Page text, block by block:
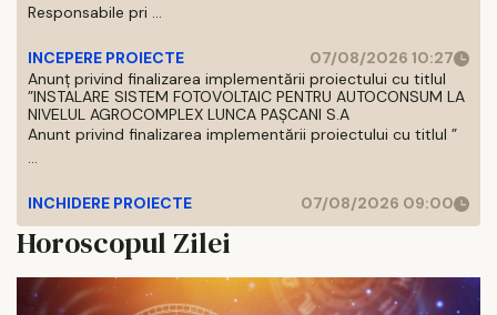
Responsabile pri ...
INCEPERE PROIECTE
07/08/2026 10:27
Anunț privind finalizarea implementării proiectului cu titlul
”INSTALARE SISTEM FOTOVOLTAIC PENTRU AUTOCONSUM LA
NIVELUL AGROCOMPLEX LUNCA PAȘCANI S.A
Anunt privind finalizarea implementării proiectului cu titlul ”
...
INCHIDERE PROIECTE 07/08/2026 09:00
Horoscopul Zilei